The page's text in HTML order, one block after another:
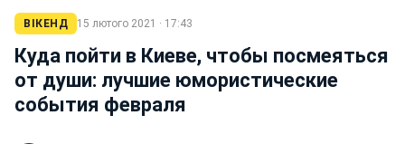
ВІКЕНД 15 лютого 2021 · 17:43
Куда пойти в Киеве, чтобы посмеяться
от души: лучшие юмористические
события февраля